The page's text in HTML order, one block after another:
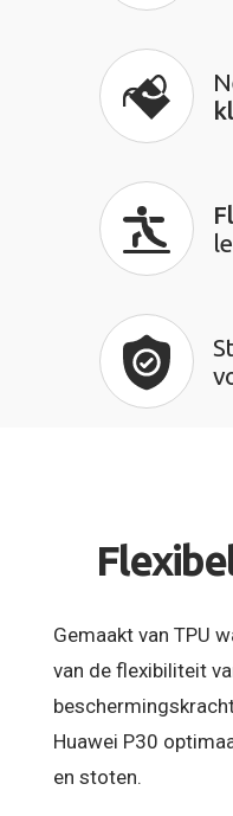
Gemaakt van TPU
van de flexibiliteit
Huawei P30
en stoten.